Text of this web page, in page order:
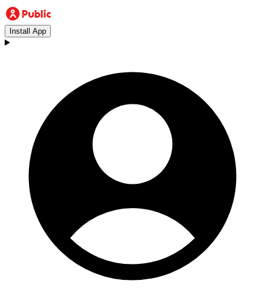
Install App